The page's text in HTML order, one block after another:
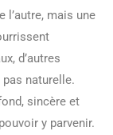
l’autre, mais une
d’autres
naturelle.
sincère et
y parvenir.